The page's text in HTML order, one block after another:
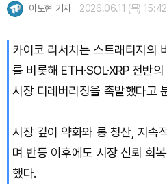
이도현 기자 2026.06.11 (목) 15:42
카이코 리서치는 스트래티지의
를 비롯해 ETH·SOL·XRP 전반
시장 디레버리징을 촉발했다고
시장 깊이 약화와 롱 청산, 지속
며 반등 이후에도 시장 신뢰 회
했다.